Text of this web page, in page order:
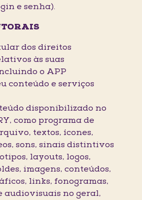
e senha).
dos direitos
às suas
o APP
conteúdo e serviços
disponibilizado no
como programa de
textos, ícones,
sons, sinais distintivos
layouts, logos,
imagens, conteúdos,
links, fonogramas,
audiovisuais no geral,